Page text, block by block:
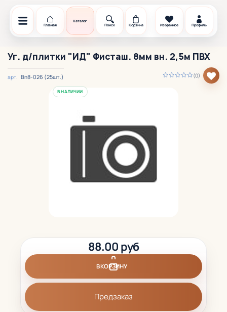
Главная
Каталог
Поиск
Корзина Избранное Профиль
Уг. д/плитки "ИД" Фисташ. 8мм вн. 2,5м ПВХ
(0)
арт. Вп8-026 (25шт.)
В НАЛИЧИИ
88.00 руб
В КОРЗИНУ
Предзаказ